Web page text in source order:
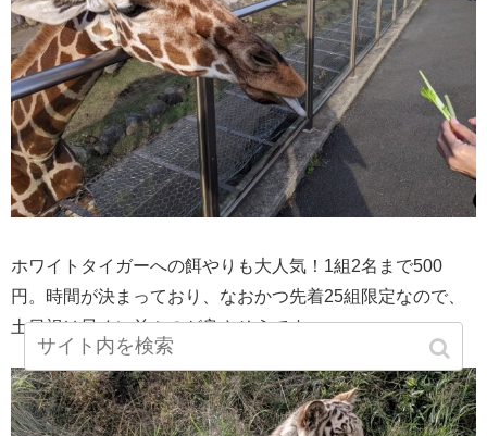
ホワイトタイガーへの餌やりも大人気！1組2名まで500
円。時間が決まっており、なおかつ先着25組限定なので、
土日祝は早めに並ぶのが良さそうです。